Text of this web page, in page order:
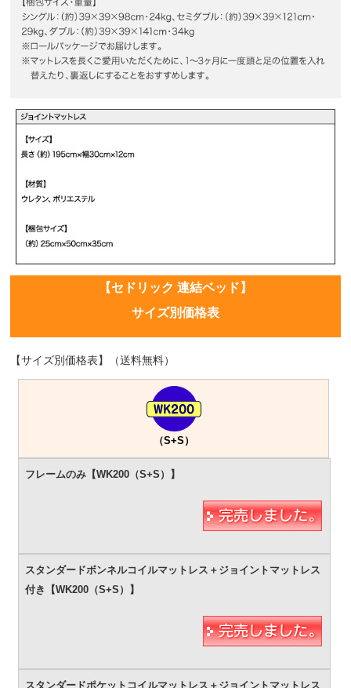
【セドリック 連結ベッド】
サイズ別価格表
【サイズ別価格表】（送料無料）
（S+S）